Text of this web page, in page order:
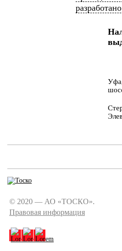
© 2020 — АО «ТОСКО».
Правовая информация